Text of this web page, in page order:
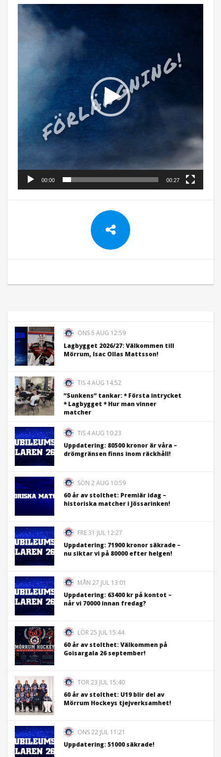
Videospelare
00:00 00:27
ONS 5 AUG 12:59
Lagbygget 2026/27: Välkommen till
Mörrum, Isac Ollas Mattsson!
TIS 4 AUG 14:52
”Sunkens” tankar: * Första intrycket
* Lagbygget * Hur man vinner
matcher
TIS 4 AUG 10:23
Uppdatering: 80500 kronor är våra –
drömgränsen finns inom räckhåll!
SÖN 2 AUG 10:59
60 år av stolthet: Premiär idag –
historiska matcher i Jössarinken!
FRE 31 JUL 12:27
Uppdatering: 71900 kronor säkrade –
nu siktar vi på 80000 efter helgen!
MÅN 27 JUL 13:01
Uppdatering: 63400 kr på kontot –
når vi 70000 innan fredag?
LÖR 25 JUL 15:44
60 år av stolthet: Välkommen på
Goisargala 26 september!
TOR 23 JUL 15:40
60 år av stolthet: U19 blir del av
Mörrum Hockeys tjejverksamhet!
ONS 22 JUL 11:21
Uppdatering: 51000 säkrade!